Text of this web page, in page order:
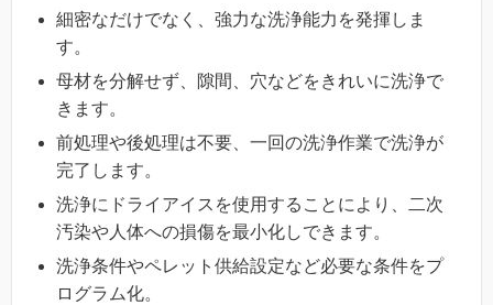
細密なだけでなく、強力な洗浄能力を発揮しま
す。
母材を分解せず、隙間、穴などをきれいに洗浄で
きます。
前処理や後処理は不要、一回の洗浄作業で洗浄が
完了します。
洗浄にドライアイスを使用することにより、二次
汚染や人体への損傷を最小化しできます。
洗浄条件やペレット供給設定など必要な条件をプ
ログラム化。